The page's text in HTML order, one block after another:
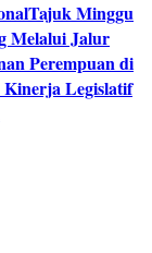
Tajuk Minggu
Melalui Jalur
Perempuan di
Legislatif